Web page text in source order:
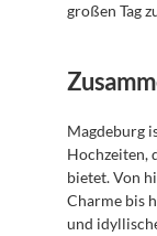
großen Tag
Magdeburg
Hochzeiten,
bietet. Von
Charme bis
und